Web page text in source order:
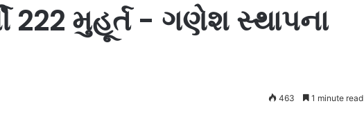
222 મુહૂર્ત - ગણેશ સ્થાપના
463 1 minute read